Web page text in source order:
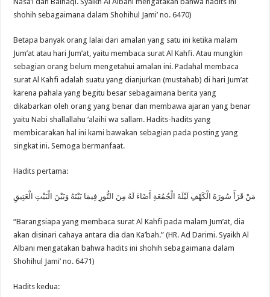
shohih sebagaimana dalam Shohihul Jami’ no. 6470)
Betapa banyak orang lalai dari amalan yang satu ini ketika malam
Jum’at atau hari Jum’at, yaitu membaca surat Al Kahfi. Atau mungkin
sebagian orang belum mengetahui amalan ini. Padahal membaca
surat Al Kahfi adalah suatu yang dianjurkan (mustahab) di hari Jum’at
karena pahala yang begitu besar sebagaimana berita yang
dikabarkan oleh orang yang benar dan membawa ajaran yang benar
yaitu Nabi shallallahu ‘alaihi wa sallam. Hadits-hadits yang
membicarakan hal ini kami bawakan sebagian pada posting yang
singkat ini. Semoga bermanfaat.
Hadits pertama:
مَنْ قَرَأَ سُورَةَ الْكَهْفِ لَيْلَةَ الْجُمُعَةِ أَضَاءَ لَهُ مِنَ النُّورِ فِيمَا بَيْنَهُ وَبَيْنَ الْبَيْتِ الْعَتِيقِ
“Barangsiapa yang membaca surat Al Kahfi pada malam Jum’at, dia
akan disinari cahaya antara dia dan Ka’bah.” (HR. Ad Darimi. Syaikh Al
Albani mengatakan bahwa hadits ini shohih sebagaimana dalam
Shohihul Jami’ no. 6471)
Hadits kedua: